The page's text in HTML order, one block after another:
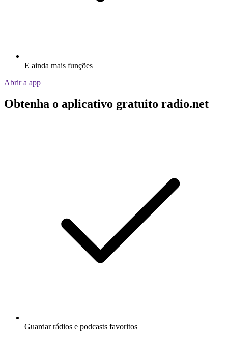
E ainda mais funções
Abrir a app
Obtenha o aplicativo gratuito radio.net
Guardar rádios e podcasts favoritos